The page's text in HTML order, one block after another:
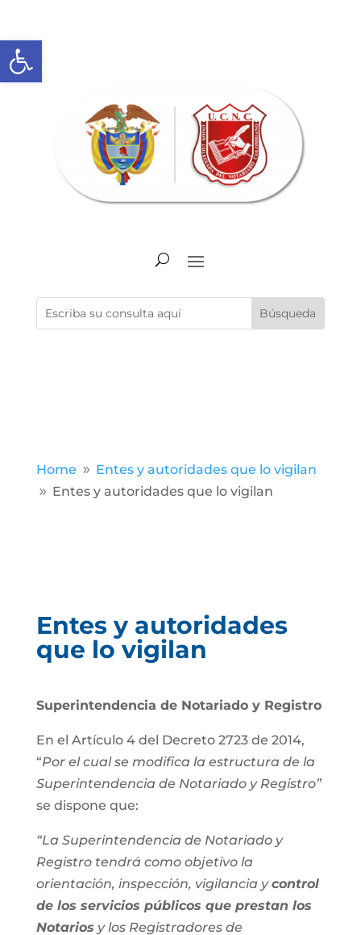
Abrir barra de herramientas
Home 9 Entes y autoridades que lo vigilan
9 Entes y autoridades que lo vigilan
Entes y autoridades
que lo vigilan
Superintendencia de Notariado y Registro
En el Artículo 4 del Decreto 2723 de 2014,
“Por el cual se modifica la estructura de la
Superintendencia de Notariado y Registro”
se dispone que:
“La Superintendencia de Notariado y
Registro tendrá como objetivo la
orientación, inspección, vigilancia ycontrol
de los servicios públicos que prestan los
Notarios y los Registradores de